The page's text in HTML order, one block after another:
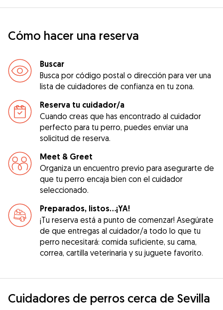
Cómo hacer una reserva
Buscar
Busca por código postal o dirección para ver una
lista de cuidadores de confianza en tu zona.
Reserva tu cuidador/a
Cuando creas que has encontrado al cuidador
perfecto para tu perro, puedes enviar una
solicitud de reserva.
Meet & Greet
Organiza un encuentro previo para asegurarte de
que tu perro encaja bien con el cuidador
seleccionado.
Preparados, listos...¡YA!
¡Tu reserva está a punto de comenzar! Asegúrate
de que entregas al cuidador/a todo lo que tu
perro necesitará: comida suficiente, su cama,
correa, cartilla veterinaria y su juguete favorito.
Cuidadores de perros cerca de Sevilla